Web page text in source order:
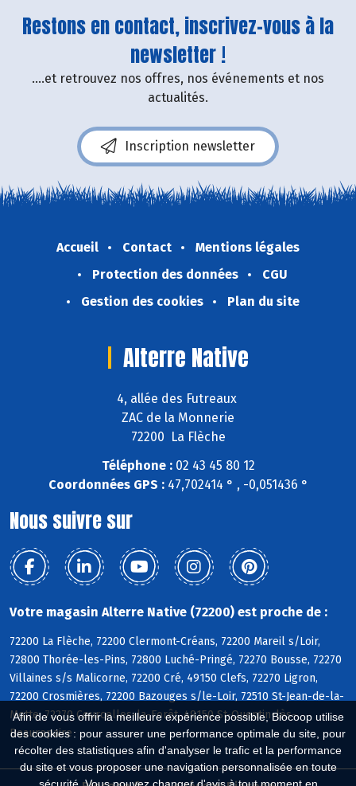
Afin de vous offrir la meilleure expérience possible, Biocoop utilise
des cookies : pour assurer une performance optimale du site, pour
récolter des statistiques afin d'analyser le trafic et la performance
du site et vous proposer une navigation personnalisée en toute
Restons en contact, inscrivez-vous à la
newsletter !
....et retrouvez nos offres, nos événements et nos
actualités.
Inscription newsletter
Accueil Contact
Mentions légales
Protection des données
CGU
Gestion des cookies
Plan du site
Alterre Native
4, allée des Futreaux
ZAC de la Monnerie
72200 La Flèche
Téléphone :02 43 45 80 12
Coordonnées GPS :47,702414 ° , -0,051436 °
Nous suivre sur
Votre magasin Alterre Native (72200) est proche de :
72200 La Flèche, 72200 Clermont-Créans, 72200 Mareil s/Loir,
72800 Thorée-les-Pins, 72800 Luché-Pringé, 72270 Bousse, 72270
Villaines s/s Malicorne, 72200 Cré, 49150 Clefs, 72270 Ligron,
72200 Crosmières, 72200 Bazouges s/le-Loir, 72510 St-Jean-de-la-
Motte, 72270 Courcelles-la-Forêt, 49150 St-Quentin-lès-
Beaurepaire